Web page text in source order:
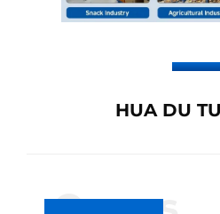
HUA DU